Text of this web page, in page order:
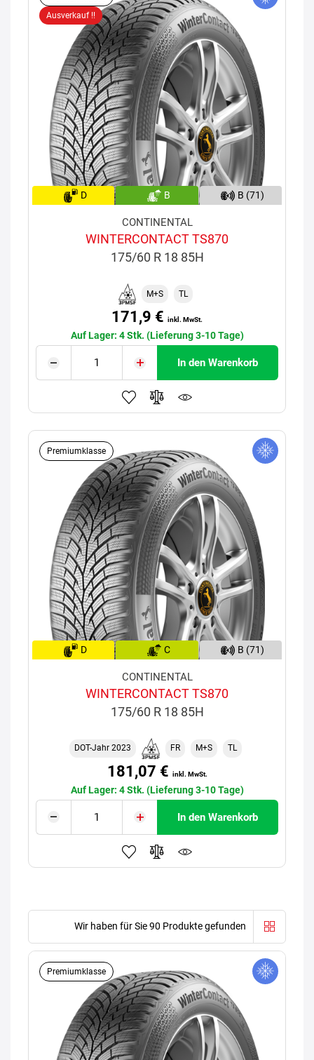
Ausverkauf !!
D B B (71)
CONTINENTAL
WINTERCONTACT TS870
175/60 R 18 85H
M+S TL
171,9 € inkl. MwSt.
Auf Lager: 4 Stk. (Lieferung 3-10 Tage)
In den Warenkorb
Premiumklasse
D C B (71)
CONTINENTAL
WINTERCONTACT TS870
175/60 R 18 85H
DOT-Jahr 2023 FR M+S TL
181,07 € inkl. MwSt.
Auf Lager: 4 Stk. (Lieferung 3-10 Tage)
In den Warenkorb
Wir haben für Sie 90 Produkte gefunden
Premiumklasse